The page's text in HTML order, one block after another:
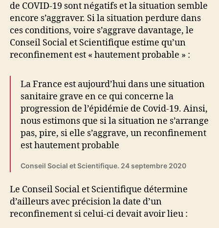
de COVID-19 sont négatifs et la situation semble
encore s’aggraver. Si la situation perdure dans
ces conditions, voire s’aggrave davantage, le
Conseil Social et Scientifique estime qu’un
reconfinement est « hautement probable » :
La France est aujourd’hui dans une situation
sanitaire grave en ce qui concerne la
progression de l’épidémie de Covid-19. Ainsi,
nous estimons que si la situation ne s’arrange
pas, pire, si elle s’aggrave, un reconfinement
est hautement probable
Conseil Social et Scientifique. 24 septembre 2020
Le Conseil Social et Scientifique détermine
d’ailleurs avec précision la date d’un
reconfinement si celui-ci devait avoir lieu :